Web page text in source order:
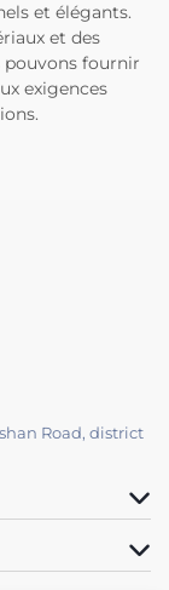
et élégants.
et des
fournir
exigences
Road, district